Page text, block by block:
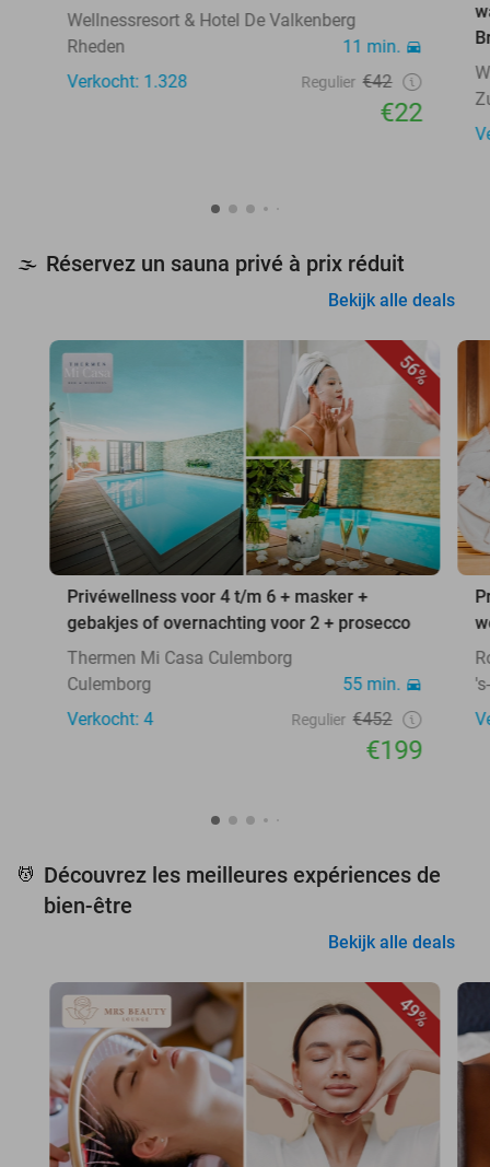
Wellnessresort & Hotel De Valkenberg
Rheden
11 min.
Verkocht: 1.328
Regulier €42
€22
🌫️ Réservez un sauna privé à prix réduit
Bekijk alle deals
56%
Privéwellness voor 4 t/m 6 + masker +
gebakjes of overnachting voor 2 + prosecco
Thermen Mi Casa Culemborg
Culemborg
55 min.
Verkocht: 4
Regulier €452
€199
💆 Découvrez les meilleures expériences de
bien-être
Bekijk alle deals
49%